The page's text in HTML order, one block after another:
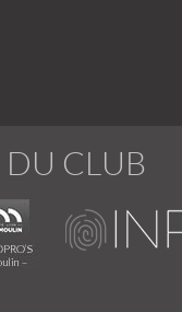
DU CLUB